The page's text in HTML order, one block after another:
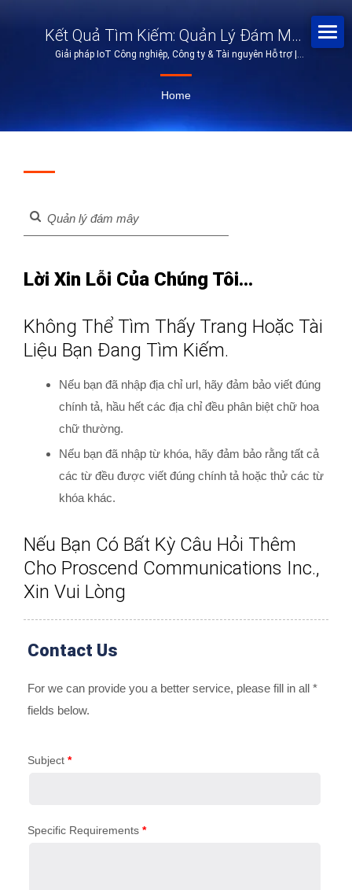
Kết Quả Tìm Kiếm: Quản Lý Đám Mây
| Giải Pháp Mạng Công Nghiệp |
PROSCEND
Giải pháp IoT Công nghiệp, Công ty & Tài nguyên Hỗ trợ |
Home
Lời Xin Lỗi Của Chúng Tôi...
Không Thể Tìm Thấy Trang Hoặc Tài
Liệu Bạn Đang Tìm Kiếm.
Nếu bạn đã nhập địa chỉ url, hãy đảm bảo viết đúng
chính tả, hầu hết các địa chỉ đều phân biệt chữ hoa
chữ thường.
Nếu bạn đã nhập từ khóa, hãy đảm bảo rằng tất cả
các từ đều được viết đúng chính tả hoặc thử các từ
khóa khác.
Nếu Bạn Có Bất Kỳ Câu Hỏi Thêm
Cho Proscend Communications Inc.,
Xin Vui Lòng